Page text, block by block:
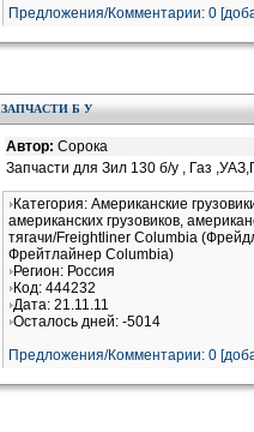
Предложения/Комментарии: 0
ЗАПЧАСТИ Б У
Автор: Сорока
Запчасти для Зил 130 б/у , Газ
Категория: Американские
американских грузовиков,
тягачи/Freightliner Columbia
Фрейтлайнер Columbia)
Регион: Россия
Код: 444232
Дата: 21.11.11
Осталось дней: -5014
Предложения/Комментарии: 0